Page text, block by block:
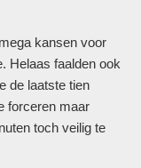
kansen voor
Helaas faalden ook
de laatste tien
forceren maar
toch veilig te